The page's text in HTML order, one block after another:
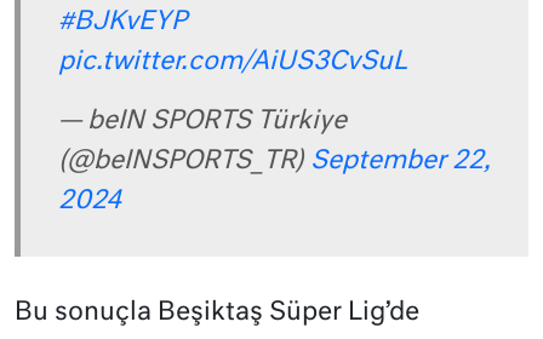
#BJKvEYP
pic.twitter.com/AiUS3CvSuL
— beIN SPORTS Türkiye
(@beINSPORTS_TR) September 22,
2024
Bu sonuçla Beşiktaş Süper Lig’de